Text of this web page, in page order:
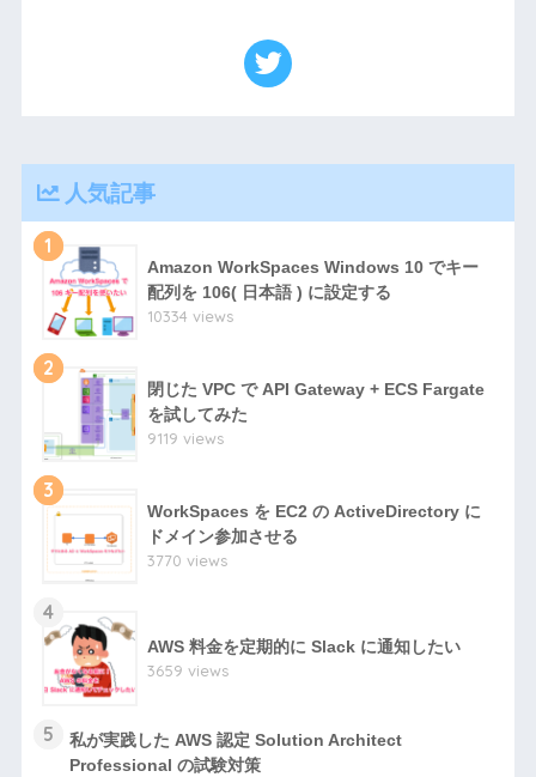
人気記事
1
Amazon WorkSpaces Windows 10 でキー
配列を 106( 日本語 ) に設定する
10334 views
2
閉じた VPC で API Gateway + ECS Fargate
を試してみた
9119 views
3
WorkSpaces を EC2 の ActiveDirectory に
ドメイン参加させる
3770 views
4
AWS 料金を定期的に Slack に通知したい
3659 views
5
私が実践した AWS 認定 Solution Architect
Professional の試験対策